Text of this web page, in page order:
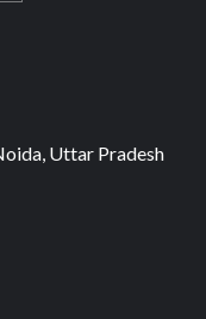
Uttar Pradesh